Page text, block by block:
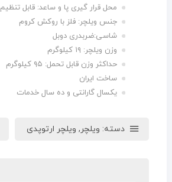
محل قرار گیری پا و ساعد: قابل تنظیم
جنس ویلچر: فلز با روکش کروم
شاسی:ضربدری دوبل
وزن ویلچر: ۱۹ کیلوگرم
حداکثر وزن قابل تحمل: ۹۵ کیلوگرم
ساخت ایران
یکسال گارانتی و ده سال خدمات
دسته: ویلچر, ویلچر ارتوپدی